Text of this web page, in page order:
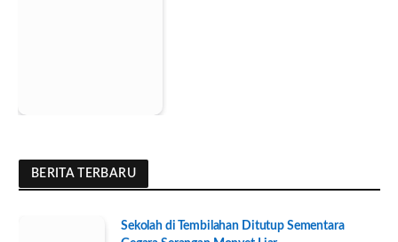
BERITA TERBARU
Sekolah di Tembilahan Ditutup Sementara